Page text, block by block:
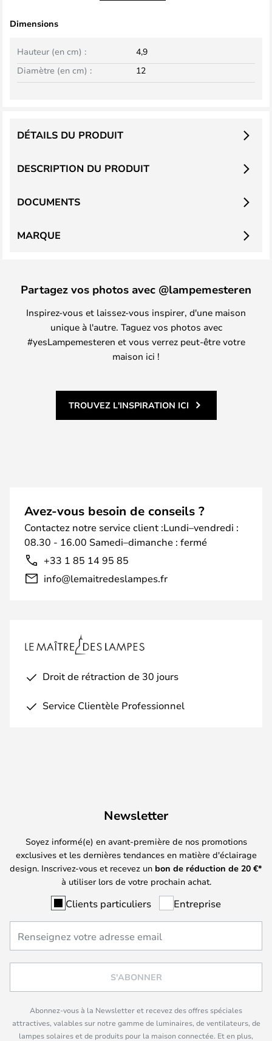
Dimensions
Hauteur (en cm) :
4,9
Diamètre (en cm) :
12
DESCRIPTION DU PRODUIT
DÉTAILS DU PRODUIT
DOCUMENTS
MARQUE
Partagez vos photos avec @lampemesteren
Inspirez-vous et laissez-vous inspirer, d'une maison
unique à l'autre. Taguez vos photos avec
#yesLampemesteren et vous verrez peut-être votre
maison ici !
TROUVEZ L'INSPIRATION ICI
Avez-vous besoin de conseils ?
Contactez notre service client :Lundi–vendredi :
08.30 - 16.00 Samedi–dimanche : fermé
+33 1 85 14 95 85
info@lemaitredeslampes.fr
Droit de rétraction de 30 jours
Service Clientèle Professionnel
Newsletter
Soyez informé(e) en avant-première de nos promotions
exclusives et les dernières tendances en matière d'éclairage
design. Inscrivez-vous et recevez un bon de réduction de 20 €*
à utiliser lors de votre prochain achat.
Clients particuliers Entreprise
S'ABONNER
Abonnez-vous à la Newsletter et recevez des offres spéciales
attractives, valables sur notre gamme de luminaires, de ventilateurs, de
lampes solaires et de produits pour la maison connectée. Et en plus,